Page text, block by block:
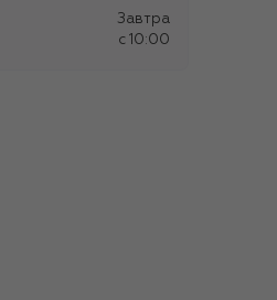
Завтра
c 10:00